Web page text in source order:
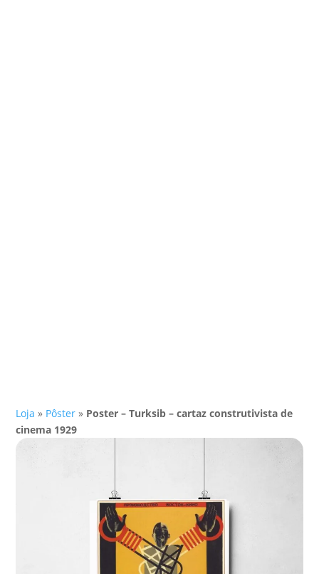
Loja » Pôster » Poster – Turksib – cartaz construtivista de
cinema 1929